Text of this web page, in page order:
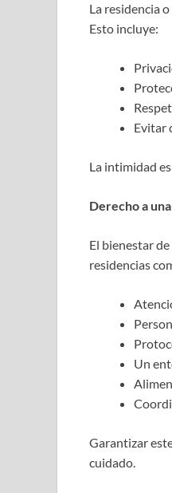
La residencia
Esto incluye:
Evitar
La intimidad
Derecho a
El bienestar
residencias
Un
Garantizar
cuidado.